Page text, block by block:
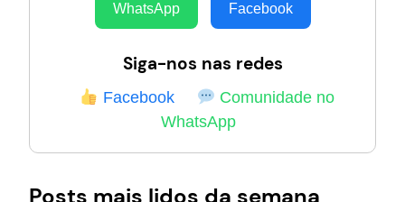
WhatsApp Facebook
Siga-nos nas redes
Facebook
Comunidade no
WhatsApp
Posts mais lidos da semana